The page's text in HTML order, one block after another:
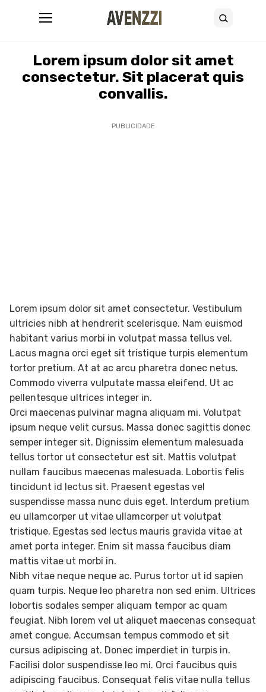
Buscar
Lorem ipsum dolor sit amet
consectetur. Sit placerat quis
convallis.
PUBLICIDADE
Lorem ipsum dolor sit amet consectetur. Vestibulum
ultricies nibh at hendrerit scelerisque. Nam euismod
habitant varius morbi in volutpat massa tellus vel.
Lacus magna orci eget sit tristique turpis elementum
tortor pretium. At at ac arcu pharetra donec netus.
Commodo viverra vulputate massa eleifend. Ut ac
pellentesque ultrices integer in.
Orci maecenas pulvinar magna aliquam mi. Volutpat
ipsum neque velit cursus. Massa donec sagittis donec
semper integer sit. Dignissim elementum malesuada
tellus tortor ut consectetur est sit. Mattis volutpat
nullam faucibus maecenas malesuada. Lobortis felis
tincidunt id lectus sit. Praesent egestas vel
suspendisse massa nunc duis eget. Interdum pretium
eu ullamcorper ut vitae ullamcorper ut volutpat
tristique. Egestas sed lectus mauris gravida vitae at
amet porta integer. Enim sit massa faucibus diam
mattis vitae ut morbi in.
Nibh vitae neque neque ac. Purus tortor ut id sapien
quam turpis. Neque leo pharetra non sed enim. Ultrices
lobortis sodales semper aliquam tempor ac quam
feugiat. Nibh lorem vel ut aliquet maecenas consequat
amet congue. Accumsan tempus commodo et sit
cursus adipiscing at. Donec imperdiet in turpis in.
Facilisi dolor suspendisse leo mi. Orci faucibus quis
adipiscing faucibus. Consequat felis vitae nulla tellus